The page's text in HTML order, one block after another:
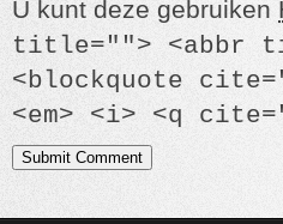
U kunt deze gebruiken
title=""> <abbr
<blockquote
<em> <i> <q